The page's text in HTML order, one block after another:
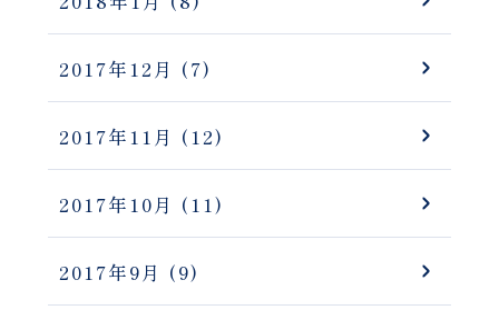
2017年12月 (7)
2017年11月 (12)
2017年10月 (11)
2017年9月 (9)